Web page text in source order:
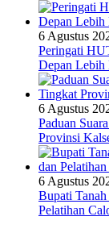
6 Agustus
Peringati
Depan Lebih
6 Agustus
Paduan
Provinsi
6 Agustus
Bupati
Pelatihan